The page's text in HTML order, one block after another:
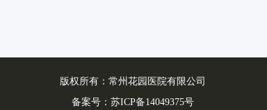
版权所有：常州花园医院有限公司
备案号： 苏ICP备14049375号